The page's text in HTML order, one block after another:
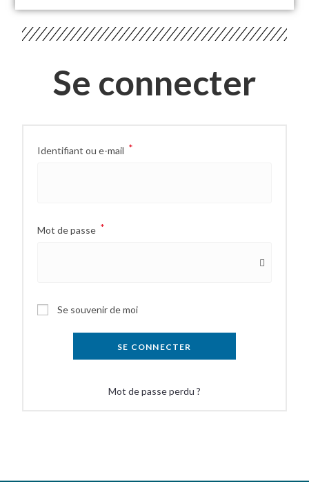
Se connecter
Identifiant ou e-mail *
Mot de passe *
Se souvenir de moi
SE CONNECTER
Mot de passe perdu ?